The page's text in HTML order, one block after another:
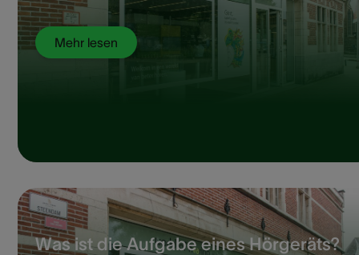
Mehr lesen
Was ist die Aufgabe eines Hörgeräts?